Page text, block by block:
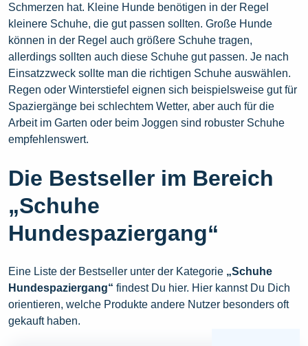
Schmerzen hat. Kleine Hunde benötigen in der Regel
kleinere Schuhe, die gut passen sollten. Große Hunde
können in der Regel auch größere Schuhe tragen,
allerdings sollten auch diese Schuhe gut passen. Je nach
Einsatzzweck sollte man die richtigen Schuhe auswählen.
Regen oder Winterstiefel eignen sich beispielsweise gut für
Spaziergänge bei schlechtem Wetter, aber auch für die
Arbeit im Garten oder beim Joggen sind robuster Schuhe
empfehlenswert.
Die Bestseller im Bereich
„Schuhe
Hundespaziergang“
Eine Liste der Bestseller unter der Kategorie „Schuhe
Hundespaziergang“ findest Du hier. Hier kannst Du Dich
orientieren, welche Produkte andere Nutzer besonders oft
gekauft haben.